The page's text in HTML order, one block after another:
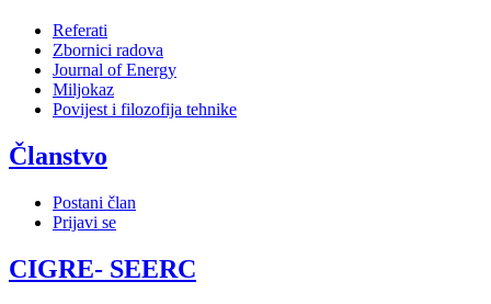
Referati
Zbornici radova
Journal of Energy
Miljokaz
Povijest i filozofija tehnike
Članstvo
Postani član
Prijavi se
CIGRE- SEERC